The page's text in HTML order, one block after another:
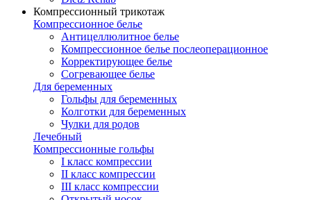
Компрессионный трикотаж
Компрессионное белье
Антицеллюлитное белье
Компрессионное белье послеоперационное
Корректирующее белье
Согревающее белье
Для беременных
Гольфы для беременных
Колготки для беременных
Чулки для родов
Лечебный
Компрессионные гольфы
I класс компрессии
II класс компрессии
III класс компрессии